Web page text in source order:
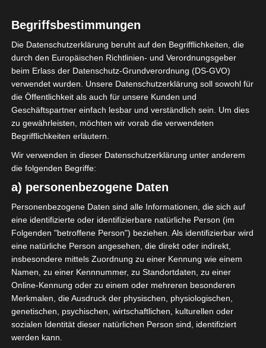
Monastirienne
(USMO)
ENDERGEBNIS
Stade municipal Rejiche
TORE
Tor
M. Boulaabi
44'
AUFSTELLUNGEN
Avenir Sportif de Rejiche (ASR)
7 M M. Boulaabi 44'
26 D
M. Zbidi
23
M
H. Souissi
20
M
O. Lamti
10
O N. Ben Salem
Begriffsbestimmungen
Die Datenschutzerklärung beruht auf den Begrifflichkeiten, die
durch den Europäischen Richtlinien- und Verordnungsgeber
beim Erlass der Datenschutz-Grundverordnung (DS-GVO)
verwendet wurden. Unsere Datenschutzerklärung soll sowohl für
die Öffentlichkeit als auch für unsere Kunden und
Geschäftspartner einfach lesbar und verständlich sein. Um dies
zu gewährleisten, möchten wir vorab die verwendeten
Begrifflichkeiten erläutern.
Wir verwenden in dieser Datenschutzerklärung unter anderem
die folgenden Begriffe:
a) personenbezogene Daten
Personenbezogene Daten sind alle Informationen, die sich auf
eine identifizierte oder identifizierbare natürliche Person (im
Folgenden "betroffene Person") beziehen. Als identifizierbar wird
eine natürliche Person angesehen, die direkt oder indirekt,
insbesondere mittels Zuordnung zu einer Kennung wie einem
Namen, zu einer Kennnummer, zu Standortdaten, zu einer
Online-Kennung oder zu einem oder mehreren besonderen
Merkmalen, die Ausdruck der physischen, physiologischen,
genetischen, psychischen, wirtschaftlichen, kulturellen oder
sozialen Identität dieser natürlichen Person sind, identifiziert
werden kann.